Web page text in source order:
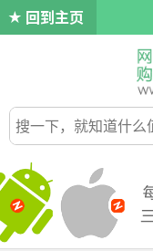
回到主页